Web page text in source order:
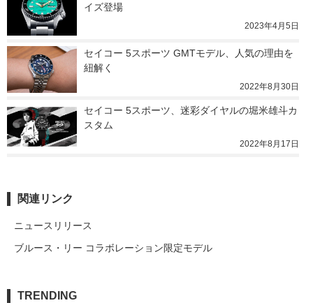
イズ登場
2023年4月5日
セイコー 5スポーツ GMTモデル、人気の理由を
紐解く
2022年8月30日
セイコー 5スポーツ、迷彩ダイヤルの堀米雄斗カ
スタム
2022年8月17日
関連リンク
ニュースリリース
ブルース・リー コラボレーション限定モデル
TRENDING